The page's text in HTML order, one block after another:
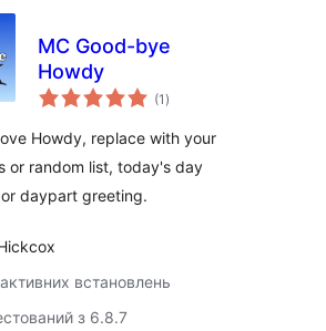
MC Good-bye
Howdy
(1 загальний
рейтинг
)
Howdy, replace with your
or random list, today's day
daypart greeting.
встановлень
з 6.8.7